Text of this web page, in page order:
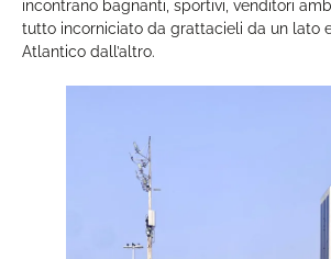
incontrano bagnanti, sportivi, venditori
tutto incorniciato da grattacieli da un lato
Atlantico dall’altro.